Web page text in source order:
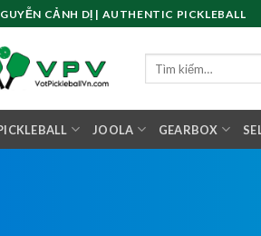
CẢNH DỊ | AUTHENTIC PICKLEBALL
JOOLA GEARBOX